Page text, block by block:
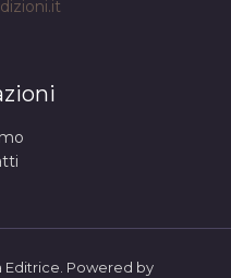
Editrice. Powered by